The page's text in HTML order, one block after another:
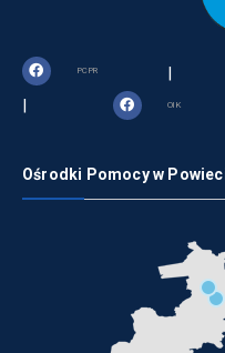
PCPR |
| OIK
Ośrodki Pomocy w